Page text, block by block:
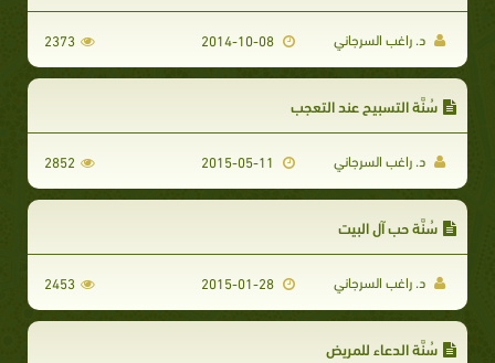
د. راغب السرجاني 2014-10-08
2373
سُنَّة التسبيح عند التعجب
د. راغب السرجاني 2852
سُنَّة حب آل البيت
د. راغب السرجاني 2015-01-28
2453
سُنَّة الدعاء للمريض